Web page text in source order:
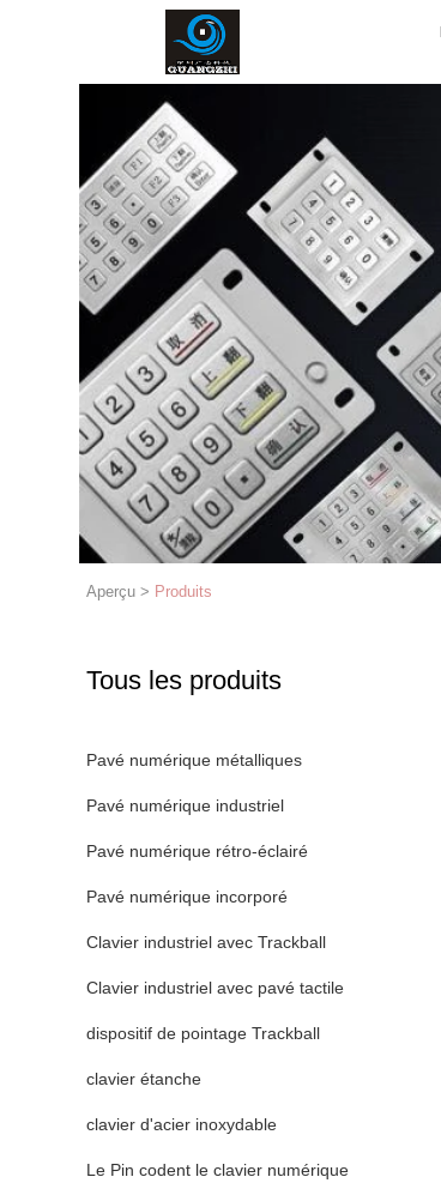
Aperçu > Produits
Tous les produits
Pavé numérique métalliques
Pavé numérique industriel
Pavé numérique rétro-éclairé
Pavé numérique incorporé
Clavier industriel avec Trackball
Clavier industriel avec pavé tactile
dispositif de pointage Trackball
clavier étanche
clavier d'acier inoxydable
Le Pin codent le clavier numérique